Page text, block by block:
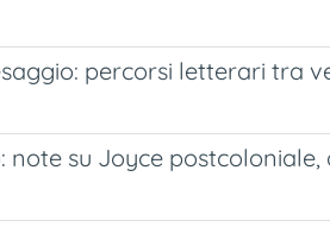
percorsi letterari tra
su Joyce